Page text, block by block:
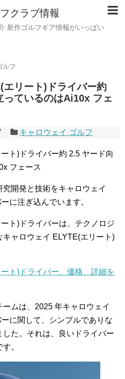
クラブ情報
新作ゴルフギア情報がいっぱい
ルフ
エリート)ドライバー約
っているのはAi10x フェ
キャロウェイ ゴルフ
ト)ドライバー約 2.5 ヤード向
フェース
開発と技術をキャロウェイ
に注ぎ込んでいます。
ト)ドライバーは、テクノロジ
ャロウェイ ELYTE(エリート)
ト)ドライバー、価格、詳細を
ムは、2025 年キャロウェイ
に関して、シンプルでありな
た。それは、良いドライバー
。